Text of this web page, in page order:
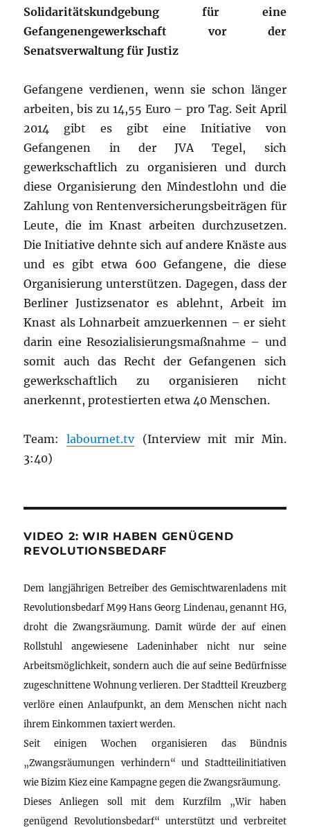
Solidaritätskundgebung für eine
Gefangenengewerkschaft vor der
Senatsverwaltung für Justiz
Gefangene verdienen, wenn sie schon länger
arbeiten, bis zu 14,55 Euro – pro Tag. Seit April
2014 gibt es gibt eine Initiative von
Gefangenen in der JVA Tegel, sich
gewerkschaftlich zu organisieren und durch
diese Organisierung den Mindestlohn und die
Zahlung von Rentenversicherungsbeiträgen für
Leute, die im Knast arbeiten durchzusetzen.
Die Initiative dehnte sich auf andere Knäste aus
und es gibt etwa 600 Gefangene, die diese
Organisierung unterstützen. Dagegen, dass der
Berliner Justizsenator es ablehnt, Arbeit im
Knast als Lohnarbeit amzuerkennen – er sieht
darin eine Resozialisierungsmaßnahme – und
somit auch das Recht der Gefangenen sich
gewerkschaftlich zu organisieren nicht
anerkennt, protestierten etwa 40 Menschen.
Team:labournet.tv(Interview mit mir Min.
3:40)
VIDEO 2: WIR HABEN GENÜGEND
REVOLUTIONSBEDARF
Dem langjährigen Betreiber des Gemischtwarenladens mit
Revolutionsbedarf M99 Hans Georg Lindenau, genannt HG,
droht die Zwangsräumung. Damit würde der auf einen
Rollstuhl angewiesene Ladeninhaber nicht nur seine
Arbeitsmöglichkeit, sondern auch die auf seine Bedürfnisse
zugeschnittene Wohnung verlieren. Der Stadtteil Kreuzberg
verlöre einen Anlaufpunkt, an dem Menschen nicht nach
ihrem Einkommen taxiert werden.
Seit einigen Wochen organisieren das Bündnis
„Zwangsräumungen verhindern“ und Stadtteilinitiativen
wie Bizim Kiez eine Kampagne gegen die Zwangsräumung.
Dieses Anliegen soll mit dem Kurzfilm „Wir haben
genügend Revolutionsbedarf“ unterstützt und verbreitet